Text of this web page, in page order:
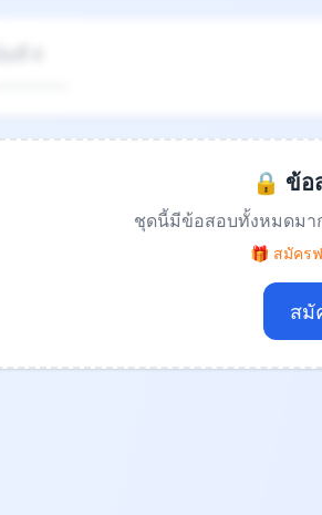
🔒 ข้อ
ชุดนี้มีข้อสอบทั้งหมดมา
🎁 สมัคร
สมั